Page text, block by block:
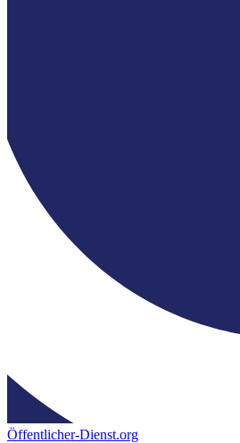
Öffentlicher-Dienst.org